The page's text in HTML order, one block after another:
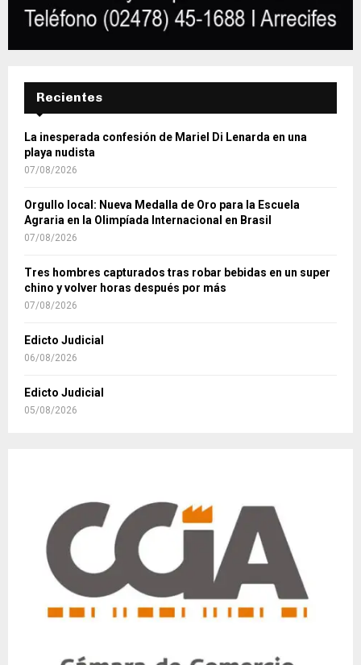
Recientes
La inesperada confesión de Mariel Di Lenarda en una
playa nudista
07/08/2026
Orgullo local: Nueva Medalla de Oro para la Escuela
Agraria en la Olimpíada Internacional en Brasil
07/08/2026
Tres hombres capturados tras robar bebidas en un super
chino y volver horas después por más
07/08/2026
Edicto Judicial
06/08/2026
Edicto Judicial
05/08/2026